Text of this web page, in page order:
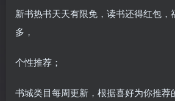
新书热书天天有限免，读书还得红包，
多，
个性推荐；
书城类目每周更新，根据喜好为你推荐